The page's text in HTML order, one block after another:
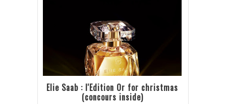
Elie Saab : l'Edition Or for christmas
(concours inside)